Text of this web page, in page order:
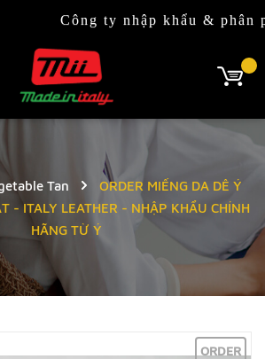
ty nhập khẩu & phân phối độc
Tan
ORDER MIẾNG DA DÊ Ý
- ITALY LEATHER - NHẬP KHẨU CHÍNH
HÃNG TỪ Ý
ORDER